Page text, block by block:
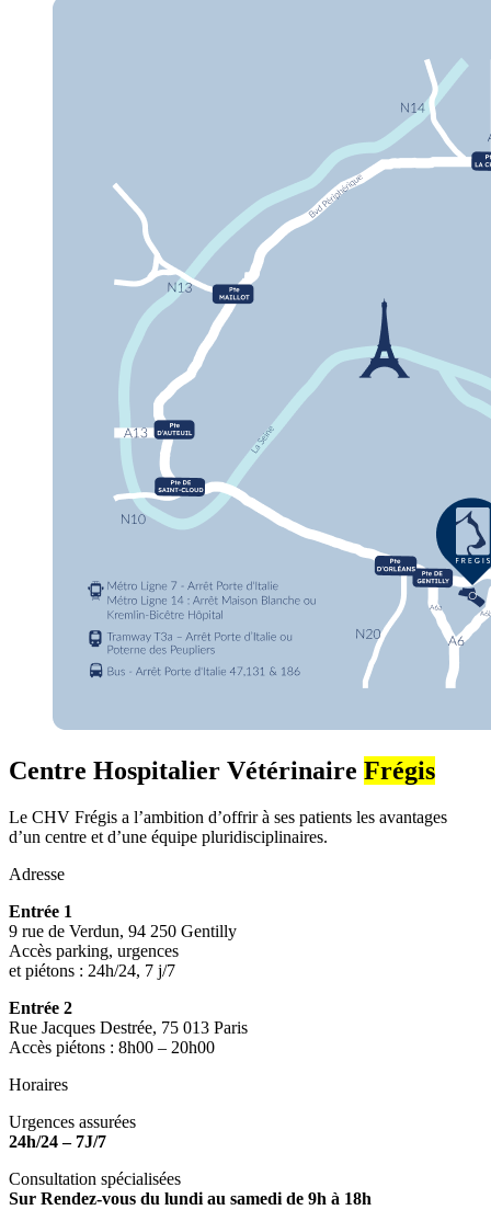
Centre Hospitalier Vétérinaire Frégis
Le CHV Frégis a l’ambition d’offrir à ses patients les avantages
d’un centre et d’une équipe pluridisciplinaires.
Adresse
Entrée 1
9 rue de Verdun, 94 250 Gentilly
Accès parking, urgences
et piétons : 24h/24, 7 j/7
Entrée 2
Rue Jacques Destrée, 75 013 Paris
Accès piétons : 8h00 – 20h00
Horaires
Urgences assurées
24h/24 – 7J/7
Consultation spécialisées
Sur Rendez-vous du lundi au samedi de 9h à 18h